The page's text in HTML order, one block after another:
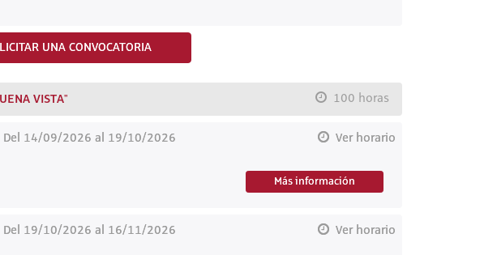
UNA CONVOCATORIA
100 horas
VISTA"
Del 14/09/2026 al 19/10/2026 Ver horario
Más información
Del 19/10/2026 al 16/11/2026 Ver horario